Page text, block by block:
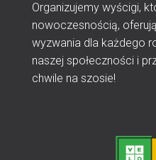
Organizujemy wyścigi,
nowoczesnością,
wyzwania dla każdego
naszej społeczności i
chwile na szosie!